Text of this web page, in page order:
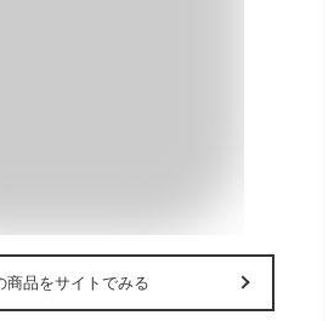
商品をサイトでみる